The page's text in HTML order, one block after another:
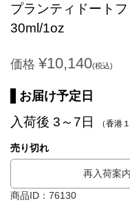
プランティドート
30ml/1oz
価格 ¥10,140(税込)
お届け予定日
入荷後 3～7日 （香港
売り切れ
再入荷案
商品ID：76130